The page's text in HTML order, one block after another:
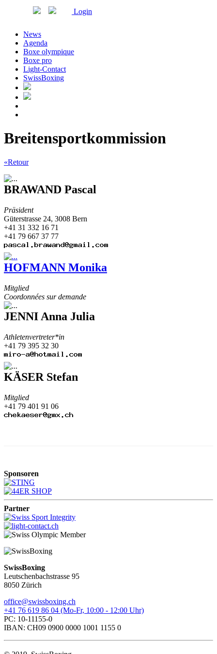
Login
News
Agenda
Boxe olympique
Boxe pro
Light-Contact
SwissBoxing
Breitensportkommission
«Retour
BRAWAND Pascal
Präsident
Güterstrasse 24, 3008 Bern
+41 31 332 16 71
+41 79 667 37 77
HOFMANN Monika
Mitglied
Coordonnées sur demande
JENNI Anna Julia
Athletenvertreter*in
+41 79 395 32 30
KÄSER Stefan
Mitglied
+41 79 401 91 06
Sponsoren
Partner
SwissBoxing
Leutschenbachstrasse 95
8050 Zürich
office@swissboxing.ch
+41 76 619 86 04 (Mo-Fr, 10:00 - 12:00 Uhr)
PC: 10-11155-0
IBAN: CH09 0900 0000 1001 1155 0